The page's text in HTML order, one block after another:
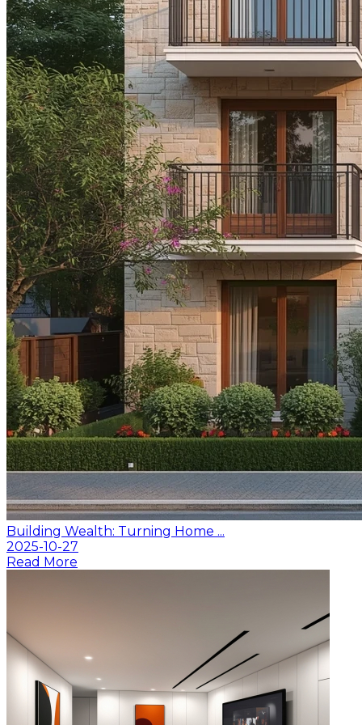
Building Wealth: Turning Home ...
2025-10-27
Read More